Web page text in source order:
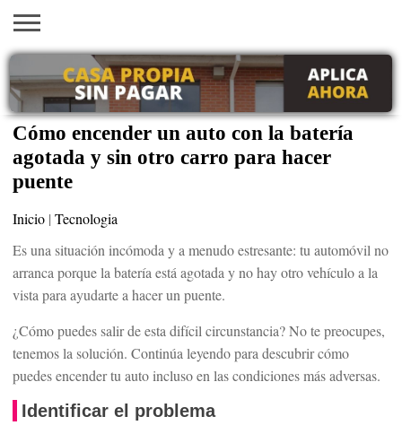
INICIO
AYUDAS
ECONÓMICAS
VACANTES
EN EEUU
SACA
TU
VISA
EMPLEOS
TRÁMITES
PRÉSTAMOS
CURSOS
HOGAR
BELLEZA
Cómo encender un auto con la batería
agotada y sin otro carro para hacer
puente
Inicio | Tecnologia
Es una situación incómoda y a menudo estresante: tu automóvil no
arranca porque la batería está agotada y no hay otro vehículo a la
vista para ayudarte a hacer un puente.
¿Cómo puedes salir de esta difícil circunstancia? No te preocupes,
tenemos la solución. Continúa leyendo para descubrir cómo
puedes encender tu auto incluso en las condiciones más adversas.
Identificar el problema